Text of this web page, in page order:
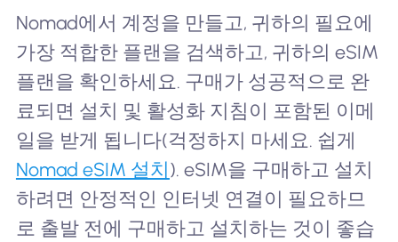
Nomad에서 계정을 만들고, 귀하의 필요에
가장 적합한 플랜을 검색하고, 귀하의 eSIM
플랜을 확인하세요. 구매가 성공적으로 완
료되면 설치 및 활성화 지침이 포함된 이메
일을 받게 됩니다(걱정하지 마세요. 쉽게
Nomad eSIM 설치). eSIM을 구매하고 설치
하려면 안정적인 인터넷 연결이 필요하므
로 출발 전에 구매하고 설치하는 것이 좋습